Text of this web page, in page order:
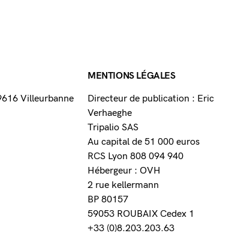
Villeurbanne
MENTIONS LÉGALES
Directeur de publication : Eric
Verhaeghe
Tripalio SAS
Au capital de 51 000 euros
RCS Lyon 808 094 940
Hébergeur : OVH
2 rue kellermann
BP 80157
59053 ROUBAIX Cedex 1
+33 (0)8.203.203.63